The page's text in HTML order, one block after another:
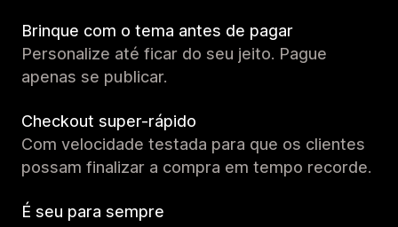
Brinque com o tema antes de pagar
Personalize até ficar do seu jeito. Pague
apenas se publicar.
Checkout super-rápido
Com velocidade testada para que os clientes
possam finalizar a compra em tempo recorde.
É seu para sempre